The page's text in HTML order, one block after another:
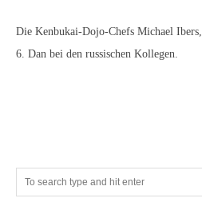
Die Kenbukai-Dojo-Chefs Michael
6. Dan bei den russischen Kollegen.